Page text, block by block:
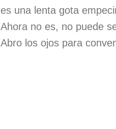
es una lenta gota
Ahora no es, no puede
Abro los ojos para